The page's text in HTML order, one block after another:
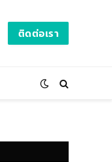
ติดต่อเรา